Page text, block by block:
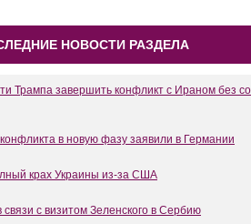
НОВОСТИ РАЗДЕЛА
Трампа завершить конфликт с Ираном без
в новую фазу заявили в Германии
крах Украины из-за США
связи с визитом Зеленского в Сербию